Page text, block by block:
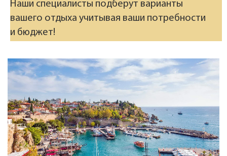
Наши специалисты подберут варианты
вашего отдыха учитывая ваши потребности
и бюджет!